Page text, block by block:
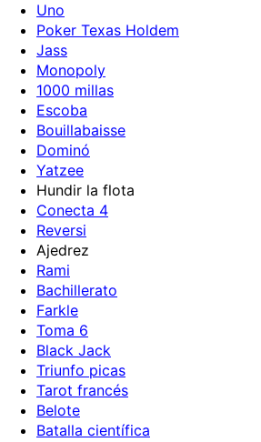
Uno
Poker Texas Holdem
Jass
Monopoly
1000 millas
Escoba
Bouillabaisse
Dominó
Yatzee
Hundir la flota
Conecta 4
Reversi
Ajedrez
Rami
Bachillerato
Farkle
Toma 6
Black Jack
Triunfo picas
Tarot francés
Belote
Batalla científica